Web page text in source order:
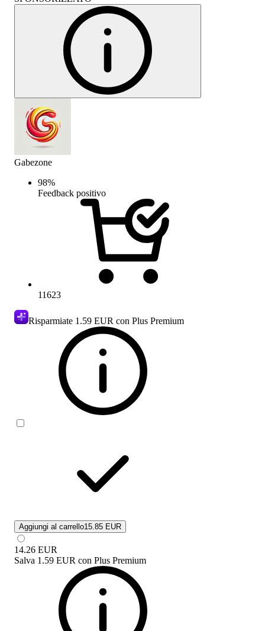
Gabezone
98%
Feedback positivo
11623
Risparmiate 1.59 EUR con Plus Premium
Aggiungi al carrello15.85 EUR
14.26 EUR
Salva 1.59 EUR con Plus Premium